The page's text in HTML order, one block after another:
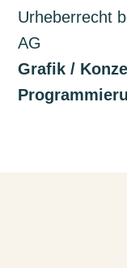
Urheberrecht
AG
Grafik /